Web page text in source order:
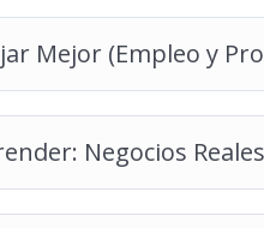
Mejor (Empleo y
Negocios Reales